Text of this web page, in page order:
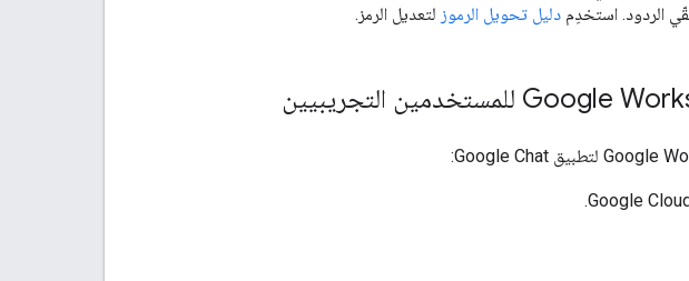
دليل تحويل الرموز لتعديل الرمز.